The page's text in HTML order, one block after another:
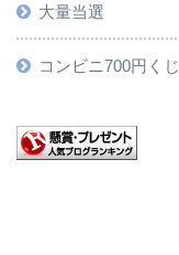
大量当選
コンビニ700円くじ